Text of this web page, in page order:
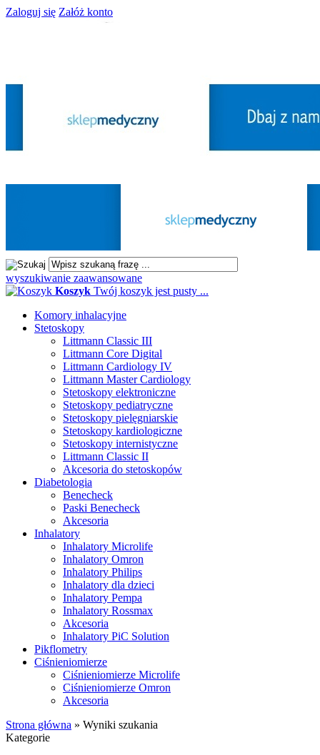
Zaloguj się Załóż konto
wyszukiwanie zaawansowane
Koszyk Twój koszyk jest pusty ...
Komory inhalacyjne
Stetoskopy
Littmann Classic III
Littmann Core Digital
Littmann Cardiology IV
Littmann Master Cardiology
Stetoskopy elektroniczne
Stetoskopy pediatryczne
Stetoskopy pielęgniarskie
Stetoskopy kardiologiczne
Stetoskopy internistyczne
Littmann Classic II
Akcesoria do stetoskopów
Diabetologia
Benecheck
Paski Benecheck
Akcesoria
Inhalatory
Inhalatory Microlife
Inhalatory Omron
Inhalatory Philips
Inhalatory dla dzieci
Inhalatory Pempa
Inhalatory Rossmax
Akcesoria
Inhalatory PiC Solution
Pikflometry
Ciśnieniomierze
Ciśnieniomierze Microlife
Ciśnieniomierze Omron
Akcesoria
Strona główna » Wyniki szukania
Kategorie